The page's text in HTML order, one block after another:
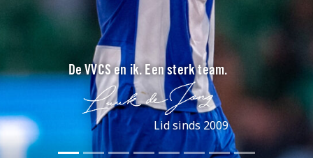
De VVCS en ik. Een sterk team.
Lid sinds 2009